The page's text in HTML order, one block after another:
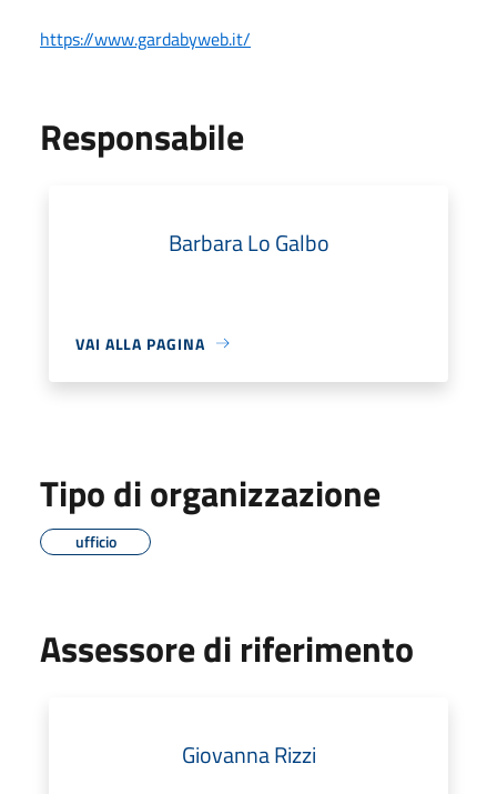
https://www.gardabyweb.it/
Responsabile
Barbara Lo Galbo
VAI ALLA PAGINA
Tipo di organizzazione
ufficio
Assessore di riferimento
Giovanna Rizzi